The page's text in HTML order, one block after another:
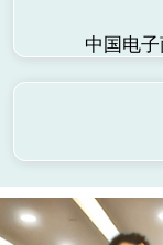
中国电